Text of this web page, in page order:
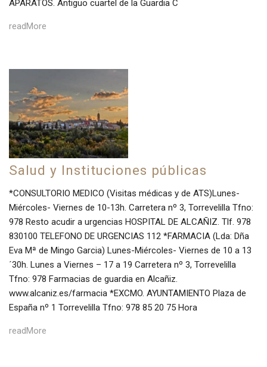
APARATOS. Antiguo cuartel de la Guardia C
readMore
Salud y Instituciones públicas
*CONSULTORIO MEDICO (Visitas médicas y de ATS)Lunes-
Miércoles- Viernes de 10-13h. Carretera nº 3, Torrevelilla Tfno:
978 Resto acudir a urgencias HOSPITAL DE ALCAÑIZ. Tlf. 978
830100 TELEFONO DE URGENCIAS 112 *FARMACIA (Lda: Dña
Eva Mª de Mingo Garcia) Lunes-Miércoles- Viernes de 10 a 13
´30h. Lunes a Viernes – 17 a 19 Carretera nº 3, Torrevelilla
Tfno: 978 Farmacias de guardia en Alcañiz.
www.alcaniz.es/farmacia *EXCMO. AYUNTAMIENTO Plaza de
España nº 1 Torrevelilla Tfno: 978 85 20 75 Hora
readMore